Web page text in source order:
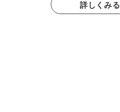
詳しくみる